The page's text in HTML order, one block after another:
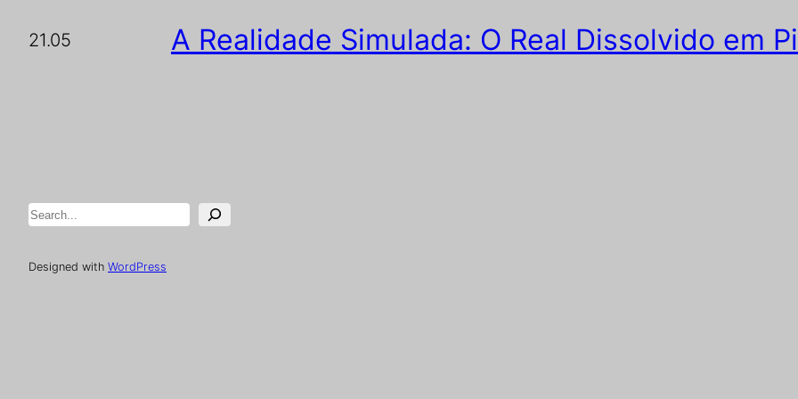
21.05 A Realidade Simulada: O Real Dissolvido em
Pesquisar
Designed with WordPress